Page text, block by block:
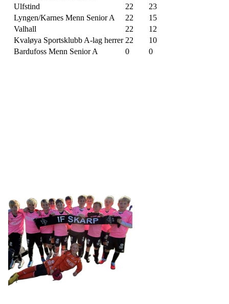
Ulfstind
22
23
Lyngen/Karnes Menn Senior A
22
15
Valhall
22
12
Kvaløya Sportsklubb A-lag herrer 22
10
Bardufoss Menn Senior A
0 0